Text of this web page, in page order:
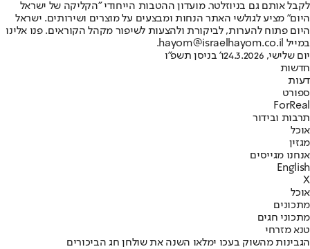
לקבל אותם גם בניוזלטר. מועדון ההטבות הייחודי "הקליקה של ישראל
היום" מציע לגולשי האתר הנחות ומבצעים על מוצרים ושירותים. ישראל
היום פתוח להערות, לביקורת ולהצעות לשיפור מקהל הקוראים. פנו אלינו
במייל hayom@israelhayom.co.il.
יום שלישי, 24.3.2026
ו' בניסן תשפ"ו
חדשות
דעות
ספורט
ForReal
תרבות ובידור
אוכל
מגזין
אנחנו מגייסים
English
X
אוכל
מתכונים
מתכוני חגים
טנא מזרחי
הגבינות מהשוק בעכו ימלאו השנה את שולחן חג הביכורים